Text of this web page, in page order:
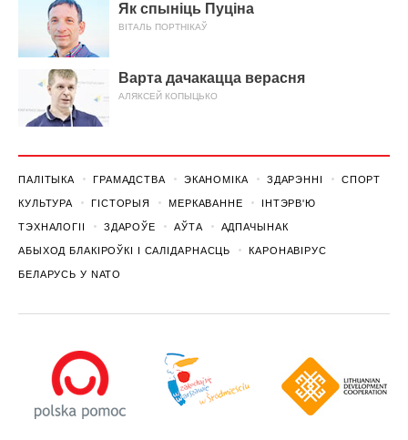
Як спыніць Пуціна
ВІТАЛЬ ПОРТНІКАЎ
Варта дачакацца верасня
АЛЯКСЕЙ КОПЫЦЬКО
ПАЛІТЫКА ГРАМАДСТВА ЭКАНОМІКА ЗДАРЭННI СПОРТ
КУЛЬТУРА ГІСТОРЫЯ МЕРКАВАННЕ ІНТЭРВ'Ю
ТЭХНАЛОГІІ ЗДАРОЎЕ АЎТА АДПАЧЫНАК
АБЫХОД БЛАКІРОЎКІ І САЛІДАРНАСЦЬ КАРОНАВІРУС
БЕЛАРУСЬ У NATO